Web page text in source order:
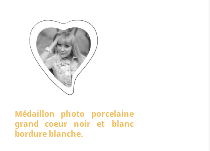
Médaillon photo porcelaine
grand coeur noir et blanc
bordure blanche.